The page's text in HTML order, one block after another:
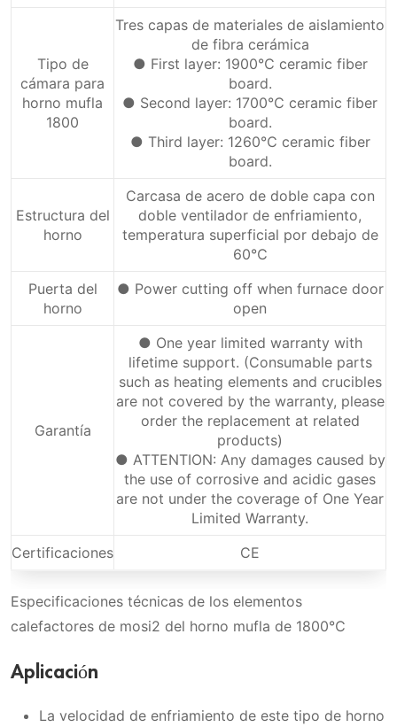
Tipo de
cámara para
horno mufla
1800
Tres capas de materiales de aislamiento
de fibra cerámica
● First layer: 1900℃ ceramic fiber
board.
● Second layer: 1700℃ ceramic fiber
board.
● Third layer: 1260℃ ceramic fiber
board.
Estructura del
horno
Carcasa de acero de doble capa con
doble ventilador de enfriamiento,
temperatura superficial por debajo de
60℃
Puerta del
horno
● Power cutting off when furnace door
open
Garantía
● One year limited warranty with
lifetime support. (Consumable parts
such as heating elements and crucibles
are not covered by the warranty, please
order the replacement at related
products)
● ATTENTION: Any damages caused by
the use of corrosive and acidic gases
are not under the coverage of One Year
Limited Warranty.
Certificaciones
CE
Especificaciones técnicas de los elementos
calefactores de mosi2 del horno mufla de 1800℃
Aplicación
La velocidad de enfriamiento de este tipo de horno